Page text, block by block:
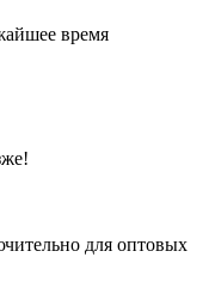
время
для оптовых